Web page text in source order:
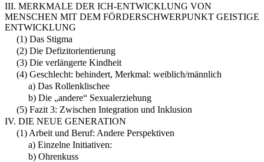
III. MERKMALE DER ICH-ENTWICKLUNG VON
MENSCHEN MIT DEM FÖRDERSCHWERPUNKT GEISTIGE
ENTWICKLUNG
(1) Das Stigma
(2) Die Defizitorientierung
(3) Die verlängerte Kindheit
(4) Geschlecht: behindert, Merkmal: weiblich/männlich
a) Das Rollenklischee
b) Die „andere“ Sexualerziehung
(5) Fazit 3: Zwischen Integration und Inklusion
IV. DIE NEUE GENERATION
(1) Arbeit und Beruf: Andere Perspektiven
a) Einzelne Initiativen:
b) Ohrenkuss